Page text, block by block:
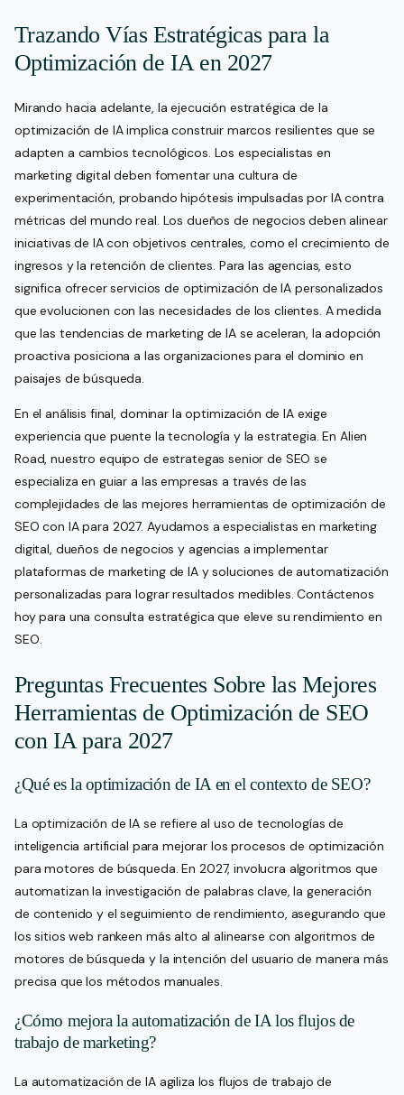
Trazando Vías Estratégicas para la
Optimización de IA en 2027
Mirando hacia adelante, la ejecución estratégica de la
optimización de IA implica construir marcos resilientes que se
adapten a cambios tecnológicos. Los especialistas en
marketing digital deben fomentar una cultura de
experimentación, probando hipótesis impulsadas por IA contra
métricas del mundo real. Los dueños de negocios deben alinear
iniciativas de IA con objetivos centrales, como el crecimiento de
ingresos y la retención de clientes. Para las agencias, esto
significa ofrecer servicios de optimización de IA personalizados
que evolucionen con las necesidades de los clientes. A medida
que las tendencias de marketing de IA se aceleran, la adopción
proactiva posiciona a las organizaciones para el dominio en
paisajes de búsqueda.
En el análisis final, dominar la optimización de IA exige
experiencia que puente la tecnología y la estrategia. En Alien
Road, nuestro equipo de estrategas senior de SEO se
especializa en guiar a las empresas a través de las
complejidades de las mejores herramientas de optimización de
SEO con IA para 2027. Ayudamos a especialistas en marketing
digital, dueños de negocios y agencias a implementar
plataformas de marketing de IA y soluciones de automatización
personalizadas para lograr resultados medibles. Contáctenos
hoy para una consulta estratégica que eleve su rendimiento en
SEO.
Preguntas Frecuentes Sobre las Mejores
Herramientas de Optimización de SEO
con IA para 2027
¿Qué es la optimización de IA en el contexto de SEO?
La optimización de IA se refiere al uso de tecnologías de
inteligencia artificial para mejorar los procesos de optimización
para motores de búsqueda. En 2027, involucra algoritmos que
automatizan la investigación de palabras clave, la generación
de contenido y el seguimiento de rendimiento, asegurando que
los sitios web rankeen más alto al alinearse con algoritmos de
motores de búsqueda y la intención del usuario de manera más
precisa que los métodos manuales.
¿Cómo mejora la automatización de IA los flujos de
trabajo de marketing?
La automatización de IA agiliza los flujos de trabajo de